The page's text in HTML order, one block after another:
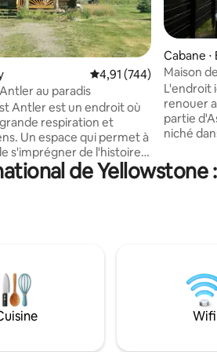
Évaluation moyenne
4,91 (744)
au paradis
Antler est un endroit où
respiration et
Un espace qui permet à
s'imprégner de l'histoire
environs, des villes
sauvages à l'époque où les
de la conduite par
en hiver (neige, vent
; le chalet est
de gravier et une
maximum.
Cabane ⋅
Maison
L'endroit
renouer
partie
niché
un
l'intimité
retraite.
d'un
avez
des
de
Wifi